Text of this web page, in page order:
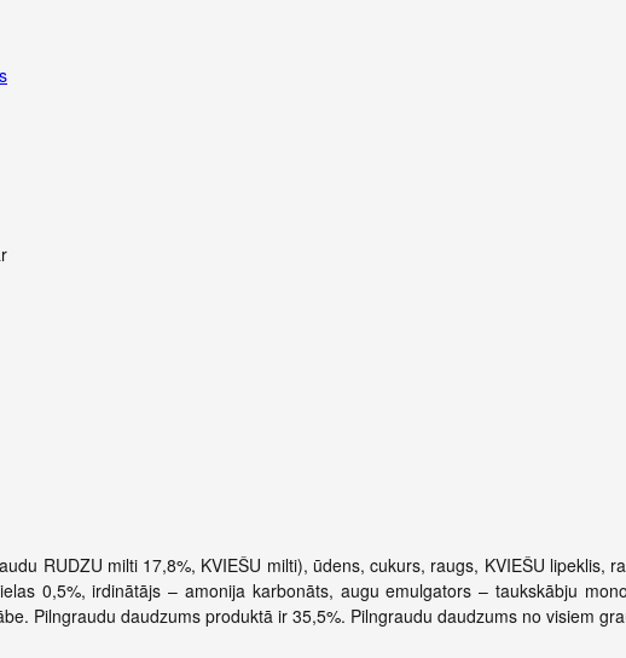
RUDZU milti 17,8%, KVIEŠU milti), ūdens, cukurs, raugs, KVIEŠU lipeklis,
0,5%, irdinātājs – amonija karbonāts, augu emulgators – taukskābju
Pilngraudu daudzums produktā ir 35,5%. Pilngraudu daudzums no visiem